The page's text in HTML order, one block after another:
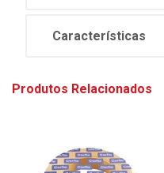
Características
Produtos Relacionados